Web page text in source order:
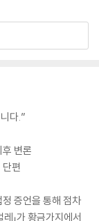
다.”
변론
편
증언을 통해 점차
」가 황금가지에서